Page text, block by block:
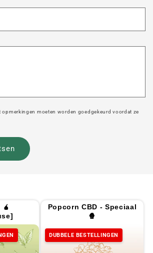
opmerkingen moeten worden goedgekeurd voordat ze
Popcorn CBD - Speciaal
🍿
DUBBELE BESTELLINGEN